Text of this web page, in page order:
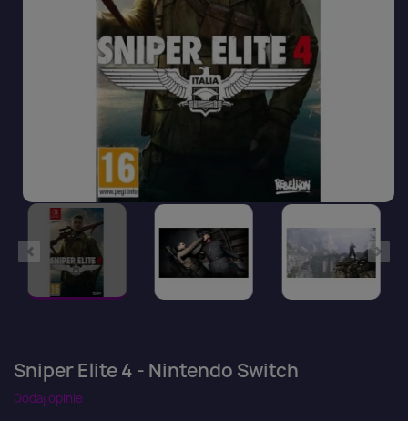
Sniper Elite 4 - Nintendo Switch
Dodaj opinie